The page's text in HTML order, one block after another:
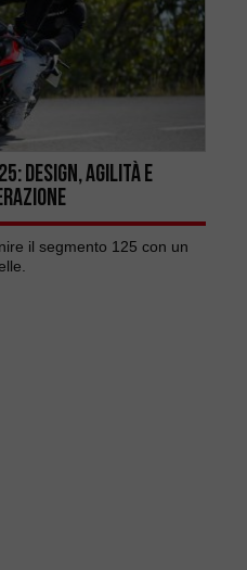
DESIGN, AGILITÀ E
il segmento 125 con un